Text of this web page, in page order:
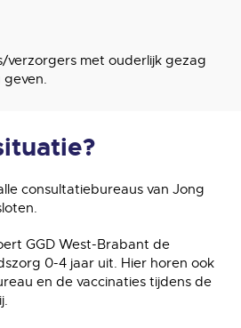
verzorgers met ouderlijk gezag
geven.
consultatiebureaus van Jong
GGD West-Brabant de
0-4 jaar uit. Hier horen ook
en de vaccinaties tijdens de